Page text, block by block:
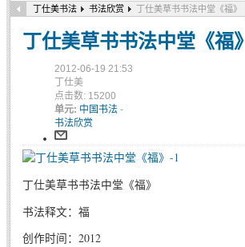
丁仕美书法 书法欣赏 丁仕美草书书法中堂《福》
丁仕美草书书法中堂《福》
2012-06-19 21:53
丁仕美
点击数: 15200
单元: 中国书法 -
书法欣赏
丁仕美草书书法中堂《福》
书法释文：福
创作时间：2012